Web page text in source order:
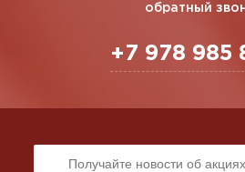
обратный
+7 978 985